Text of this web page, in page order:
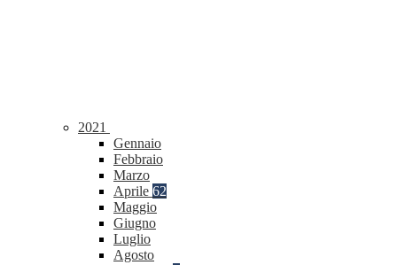
2021
Gennaio
Febbraio
Marzo
Aprile 62
Maggio
Giugno
Luglio
Agosto